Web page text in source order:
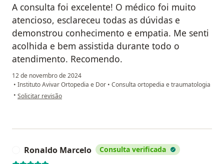
A consulta foi excelente! O médico foi muito
atencioso, esclareceu todas as dúvidas e
demonstrou conhecimento e empatia. Me senti
acolhida e bem assistida durante todo o
atendimento. Recomendo.
12 de novembro de 2024
• Instituto Avivar Ortopedia e Dor • Consulta ortopedia e traumatologia
• na opinião do utilizador FL
Solicitar revisão
Ronaldo Marcelo Consulta verificada